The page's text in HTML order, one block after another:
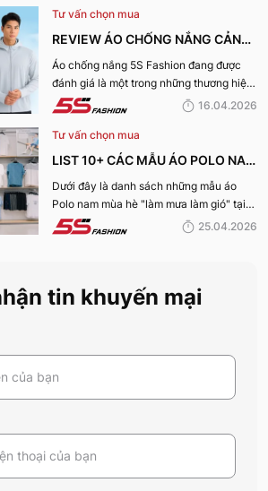
Tư vấn chọn mua
REVIEW ÁO CHỐNG NẮNG CẢN
TIA UV, CHỐNG NẮNG TỐT NHẤT
CỦA 5S FASHION 2026
Áo chống nắng 5S Fashion đang được
đánh giá là một trong những thương hiệu
áo đáng mua hàng đầu hiện nay. Vậy
giá tích cực đến vậy? Cùng đi hết bài
viết nhé!
16.04.2026
Tư vấn chọn mua
LIST 10+ CÁC MẪU ÁO POLO NAM
MÙA HÈ BÁN CHẠY NHẤT CỦA 5S
FASHION 2026
Dưới đây là danh sách những mẫu áo
Polo nam mùa hè "làm mưa làm gió" tại
hệ thống 5S Fashion mà bất kỳ quý ông
25.04.2026
tin khuyến mại